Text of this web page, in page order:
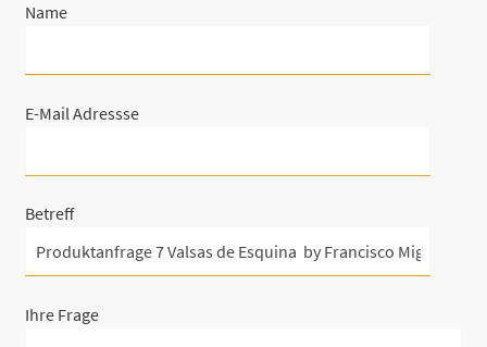
Name
E-Mail Adressse
Betreff
Ihre Frage